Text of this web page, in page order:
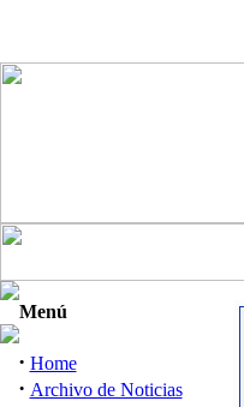
Menú
· Home
· Archivo de Noticias